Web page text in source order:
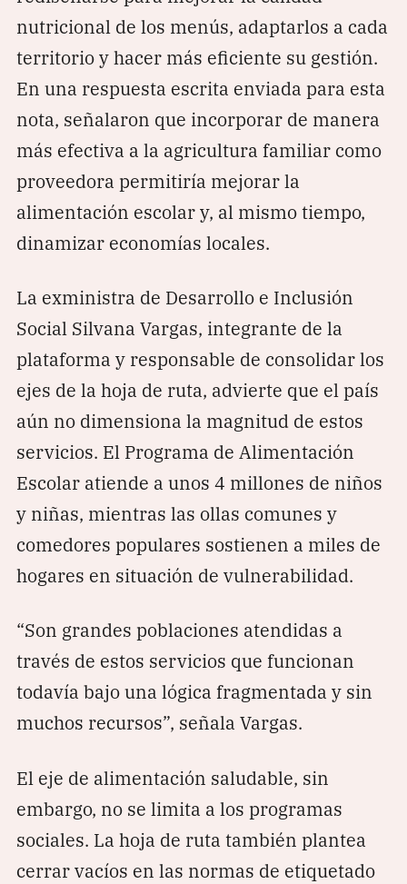
nutricional de los menús, adaptarlos a cada
territorio y hacer más eficiente su gestión.
En una respuesta escrita enviada para esta
nota, señalaron que incorporar de manera
más efectiva a la agricultura familiar como
proveedora permitiría mejorar la
alimentación escolar y, al mismo tiempo,
dinamizar economías locales.
La exministra de Desarrollo e Inclusión
Social Silvana Vargas, integrante de la
plataforma y responsable de consolidar los
ejes de la hoja de ruta, advierte que el país
aún no dimensiona la magnitud de estos
servicios. El Programa de Alimentación
Escolar atiende a unos 4 millones de niños
y niñas, mientras las ollas comunes y
comedores populares sostienen a miles de
hogares en situación de vulnerabilidad.
“Son grandes poblaciones atendidas a
través de estos servicios que funcionan
todavía bajo una lógica fragmentada y sin
muchos recursos”, señala Vargas.
El eje de alimentación saludable, sin
embargo, no se limita a los programas
sociales. La hoja de ruta también plantea
cerrar vacíos en las normas de etiquetado